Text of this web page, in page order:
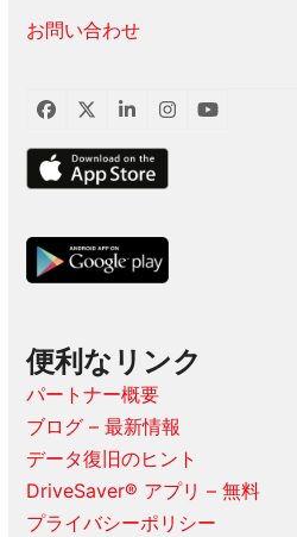
お問い合わせ
フ
イ
ス
ブ
ク
ツ
ッ
タ
ー
LinkedIn
イ
ス
グ
ム
ユ
便利なリンク
パートナー概要
ブログ – 最新情報
データ復旧のヒント
DriveSaver® アプリ – 無料
プライバシーポリシー